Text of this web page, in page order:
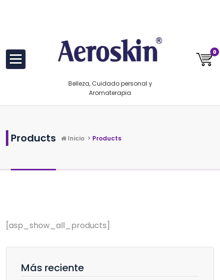
Belleza, Cuidado personal y
Aromaterapia
0
Products Inicio > Products
[asp_show_all_products]
Más reciente